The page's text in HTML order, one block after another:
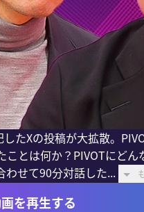
たXの投稿が大拡散。
とは何か？PIVOTにどん
わせて90分対話した...
を再生する